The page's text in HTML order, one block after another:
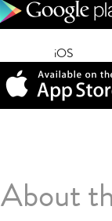
iOS
About